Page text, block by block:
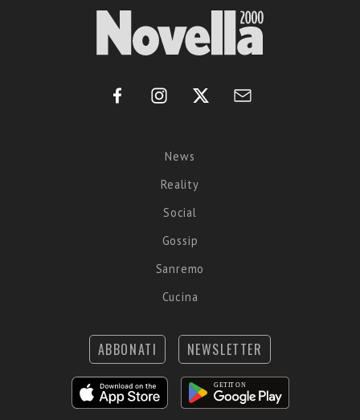
News
Reality
Social
Gossip
Sanremo
Cucina
ABBONATI NEWSLETTER